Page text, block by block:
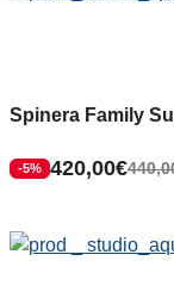
Spinera Family
-5% 420,00€